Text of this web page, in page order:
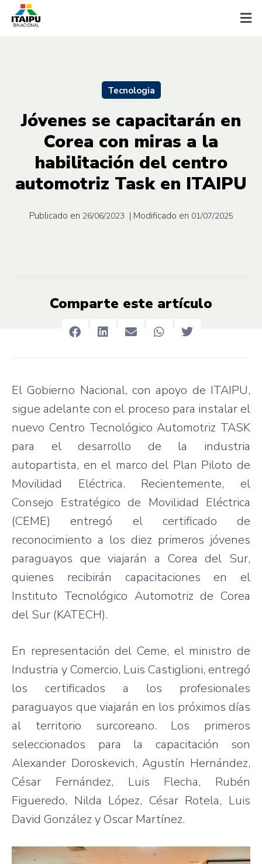
Tecnologia
Jóvenes se capacitarán en
Corea con miras a la
habilitación del centro
automotriz Task en ITAIPU
Publicado en 26/06/2023 | Modificado en 01/07/2025
Comparte este artículo
El Gobierno Nacional, con apoyo de ITAIPU,
sigue adelante con el proceso para instalar el
nuevo Centro Tecnológico Automotriz TASK
para el desarrollo de la industria
autopartista, en el marco del Plan Piloto de
Movilidad Eléctrica. Recientemente, el
Consejo Estratégico de Movilidad Eléctrica
(CEME) entregó el certificado de
reconocimiento a los diez primeros jóvenes
paraguayos que viajarán a Corea del Sur,
quienes recibirán capacitaciones en el
Instituto Tecnológico Automotriz de Corea
del Sur (KATECH).
En representación del Ceme, el ministro de
Industria y Comercio, Luis Castiglioni, entregó
los certificados a los profesionales
paraguayos que viajarán en los próximos días
al territorio surcoreano. Los primeros
seleccionados para la capacitación son
Alexander Doroskevich, Agustín Hernández,
César Fernández, Luis Flecha, Rubén
Figueredo, Nilda López, César Rotela, Luis
David González y Oscar Martínez.